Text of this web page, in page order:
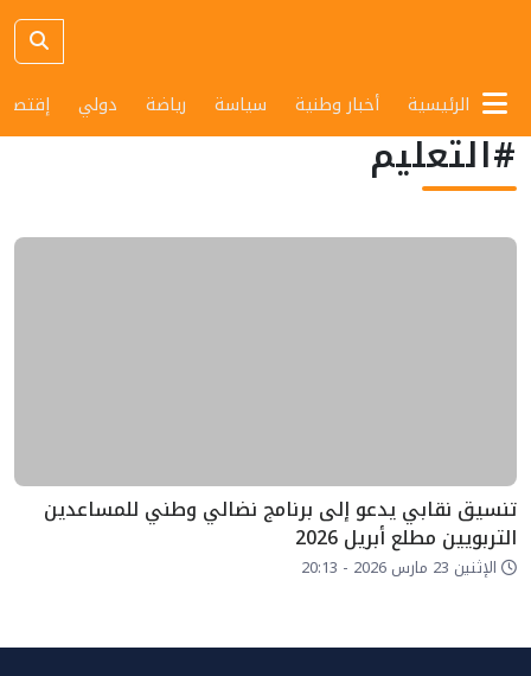
الرئيسية أخبار وطنية سياسة رياضة دولي
#التعليم
تنسيق نقابي يدعو إلى برنامج نضالي وطني للمساعدين
التربويين مطلع أبريل 2026
الإثنين 23 مارس 2026 - 20:13